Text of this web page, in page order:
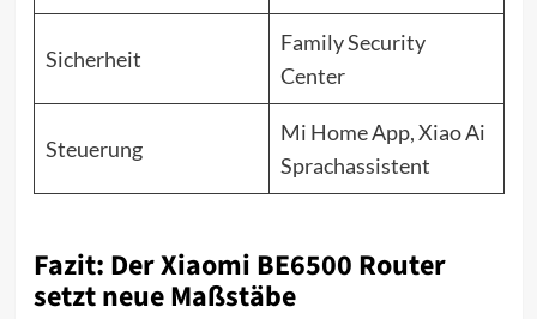
Sicherheit
Family Security
Center
Steuerung
Mi Home App, Xiao Ai
Sprachassistent
Fazit: Der Xiaomi BE6500 Router
setzt neue Maßstäbe